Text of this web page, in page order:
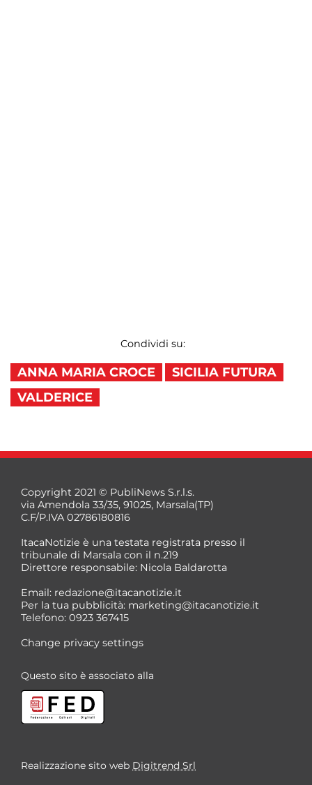
Condividi su:
ANNA MARIA CROCE
SICILIA FUTURA
VALDERICE
Copyright 2021 © PubliNews S.r.l.s.
via Amendola 33/35, 91025, Marsala(TP)
C.F/P.IVA 02786180816
ItacaNotizie è una testata registrata presso il
tribunale di Marsala con il n.219
Direttore responsabile: Nicola Baldarotta
Email: redazione@itacanotizie.it
Per la tua pubblicità: marketing@itacanotizie.it
Telefono: 0923 367415
Change privacy settings
Questo sito è associato alla
Realizzazione sito web Digitrend Srl